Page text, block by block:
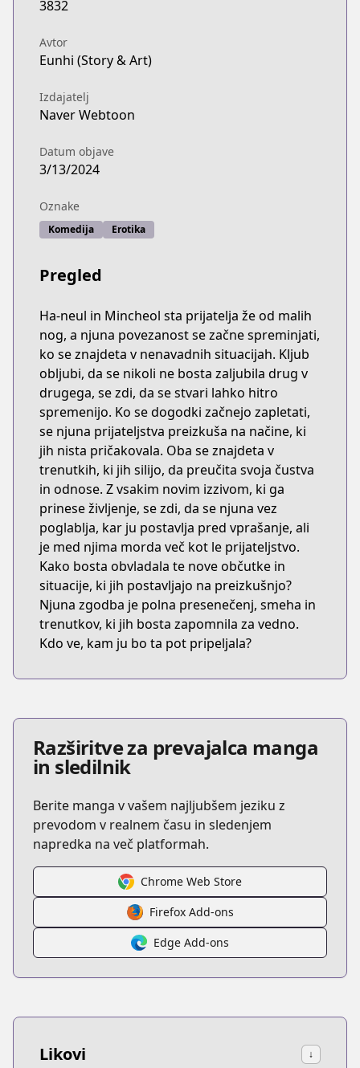
3832
Avtor
Eunhi (Story & Art)
Izdajatelj
Naver Webtoon
Datum objave
3/13/2024
Oznake
Komedija Erotika
Pregled
Ha-neul in Mincheol sta prijatelja že od malih
nog, a njuna povezanost se začne spreminjati,
ko se znajdeta v nenavadnih situacijah. Kljub
obljubi, da se nikoli ne bosta zaljubila drug v
drugega, se zdi, da se stvari lahko hitro
spremenijo. Ko se dogodki začnejo zapletati,
se njuna prijateljstva preizkuša na načine, ki
jih nista pričakovala. Oba se znajdeta v
trenutkih, ki jih silijo, da preučita svoja čustva
in odnose. Z vsakim novim izzivom, ki ga
prinese življenje, se zdi, da se njuna vez
poglablja, kar ju postavlja pred vprašanje, ali
je med njima morda več kot le prijateljstvo.
Kako bosta obvladala te nove občutke in
situacije, ki jih postavljajo na preizkušnjo?
Njuna zgodba je polna presenečenj, smeha in
trenutkov, ki jih bosta zapomnila za vedno.
Kdo ve, kam ju bo ta pot pripeljala?
Razširitve za prevajalca manga
in sledilnik
Berite manga v vašem najljubšem jeziku z
prevodom v realnem času in sledenjem
napredka na več platformah.
Chrome Web Store
Firefox Add-ons
Edge Add-ons
Likovi ↓